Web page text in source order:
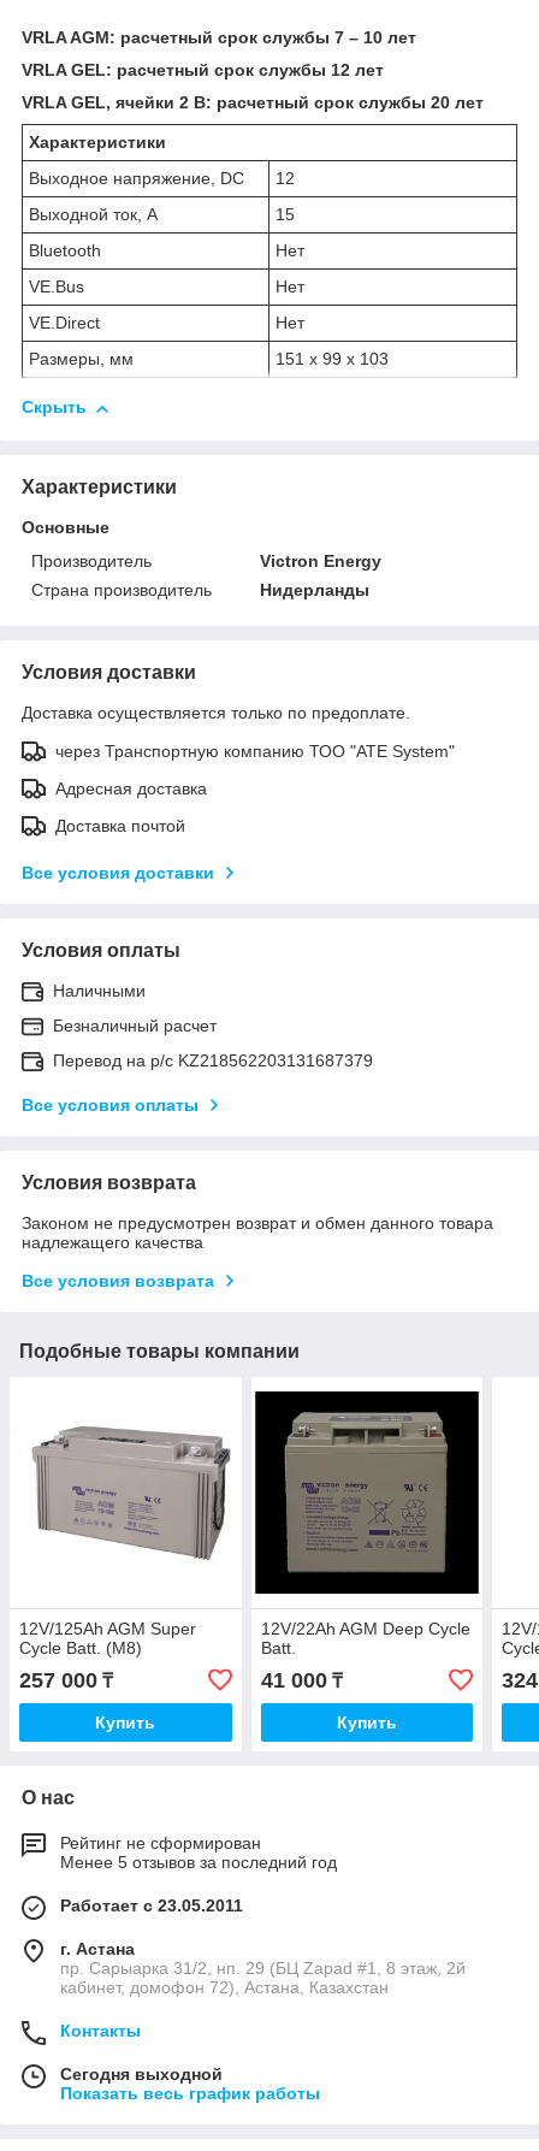
VRLA AGM: расчетный срок службы 7 – 10 лет
VRLA GEL: расчетный срок службы 12 лет
VRLA GEL, ячейки 2 В: расчетный срок службы 20 лет
Характеристики
Выходное напряжение, DC
12
Выходной ток, А
15
Bluetooth
Нет
VE.Bus
Нет
VE.Direct
Нет
Размеры, мм
151 x 99 x 103
Скрыть
Характеристики
Основные
Производитель
Victron Energy
Страна производитель
Нидерланды
Условия доставки
Доставка осуществляется только по предоплате.
через Транспортную компанию ТОО "ATE System"
Адресная доставка
Доставка почтой
Все условия доставки
Условия оплаты
Наличными
Безналичный расчет
Перевод на р/с KZ218562203131687379
Все условия оплаты
Условия возврата
Законом не предусмотрен возврат и обмен данного товара
надлежащего качества
Все условия возврата
Подобные товары компании
12V/125Ah AGM Super
Cycle Batt. (M8)
257 000 ₸
Купить
12V/22Ah AGM Deep Cycle
Batt.
41 000₸
Купить
О нас
Рейтинг не сформирован
Менее 5 отзывов за последний год
Работает с 23.05.2011
г. Астана
пр. Сарыарка 31/2, нп. 29 (БЦ Zapad #1, 8 этаж, 2й
кабинет, домофон 72), Астана, Казахстан
Контакты
Сегодня выходной
Показать весь график работы